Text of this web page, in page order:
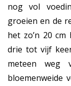
nog vol
groeien en de
het zo’n 20
drie tot vijf
meteen
bloemenweide